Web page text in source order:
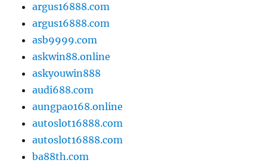
argus16888.com
argus16888.com
asb9999.com
askwin88.online
askyouwin888
audi688.com
aungpao168.online
autoslot16888.com
autoslot16888.com
ba88th.com